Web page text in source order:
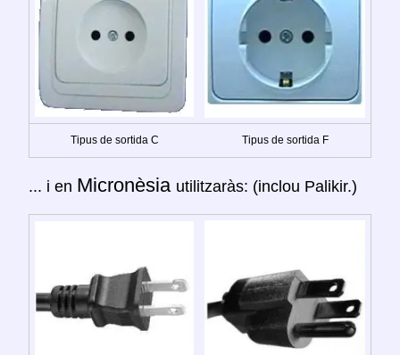
Tipus de sortida C Tipus de sortida F
... i en Micronèsia utilitzaràs: (inclou Palikir.)